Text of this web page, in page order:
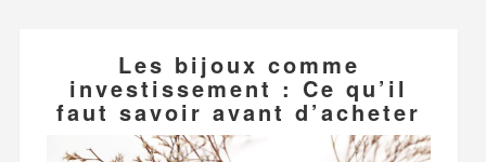
Les bijoux comme
investissement : Ce qu’il
faut savoir avant d’acheter